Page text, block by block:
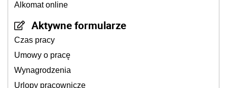
Alkomat online
Aktywne formularze
Czas pracy
Umowy o pracę
Wynagrodzenia
Urlopy pracownicze